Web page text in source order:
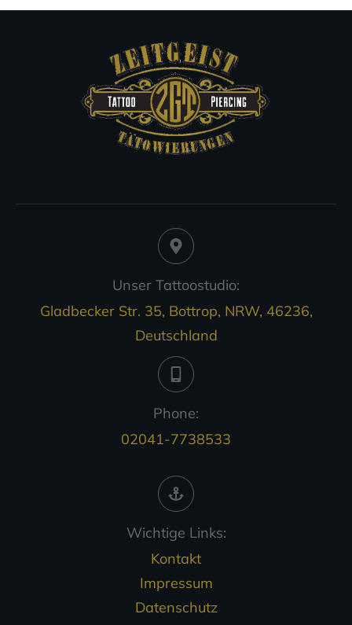
Unser Tattoostudio:
Gladbecker Str. 35, Bottrop, NRW, 46236,
Deutschland
Phone:
02041-7738533
Wichtige Links:
Kontakt
Impressum
Datenschutz